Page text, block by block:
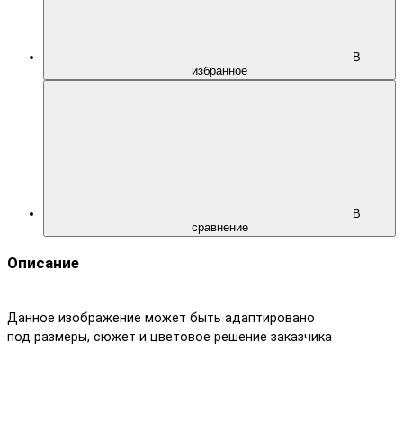
В
избранное
В
сравнение
Описание
Данное изображение может быть адаптировано
под размеры, сюжет и цветовое решение заказчика